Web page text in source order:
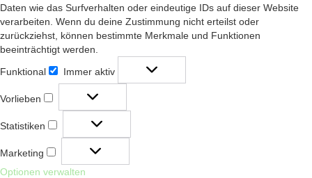
Daten wie das Surfverhalten oder eindeutige IDs auf dieser Website
verarbeiten. Wenn du deine Zustimmung nicht erteilst oder
zurückziehst, können bestimmte Merkmale und Funktionen
beeinträchtigt werden.
Funktional
Funktional
Immer aktiv
Vorlieben
Vorlieben
Statistiken
Statistiken
Marketing
Marketing
Optionen verwalten